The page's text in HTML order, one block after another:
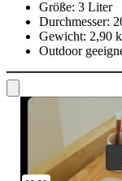
Größe: 3 Liter
Durchmesser:
Gewicht: 2,90
Outdoor